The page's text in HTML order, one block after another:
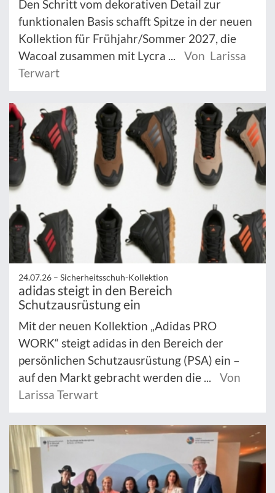
Den Schritt vom dekorativen Detail zur
funktionalen Basis schafft Spitze in der neuen
Kollektion für Frühjahr/Sommer 2027, die
Wacoal zusammen mit Lycra ...
Von Larissa
Terwart
24.07.26 – Sicherheitsschuh-Kollektion
adidas steigt in den Bereich
Schutzausrüstung ein
Mit der neuen Kollektion „Adidas PRO
WORK“ steigt adidas in den Bereich der
persönlichen Schutzausrüstung (PSA) ein –
auf den Markt gebracht werden die ...
Von
Larissa Terwart